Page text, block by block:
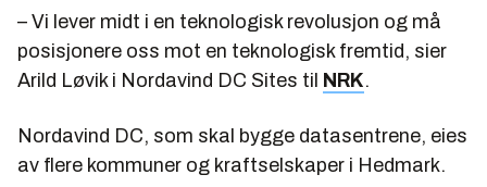
– Vi lever midt i en teknologisk revolusjon og må
posisjonere oss mot en teknologisk fremtid, sier
Arild Løvik i Nordavind DC Sites til NRK.
Nordavind DC, som skal bygge datasentrene, eies
av flere kommuner og kraftselskaper i Hedmark.